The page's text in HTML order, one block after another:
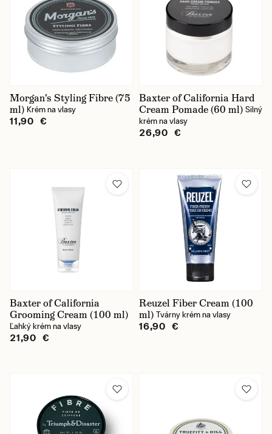
Morgan's Styling Fibre (75
ml) Krém na vlasy
11,90 €
Baxter of California Hard
Cream Pomade (60 ml) Silný
krém na vlasy
26,90 €
Baxter of California
Grooming Cream (100 ml)
Ľahký krém na vlasy
21,90 €
Reuzel Fiber Cream (100
ml) Tvárny krém na vlasy
16,90 €